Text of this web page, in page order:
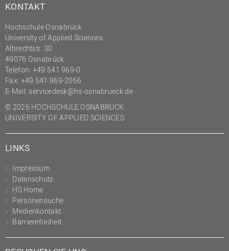
KONTAKT
Hochschule Osnabrück
University of Applied Sciences
Albrechtstr. 30
49076 Osnabrück
Telefon: +49 541 969-0
Fax: +49 541 969-2066
E-Mail: servicedesk@hs-osnabrueck.de
© 2026 HOCHSCHULE OSNABRÜCK
UNIVERSITY OF APPLIED SCIENCES
LINKS
Impressum
Datenschutz
HS Home
Personensuche
Medienkontakt
Barrierefreiheit